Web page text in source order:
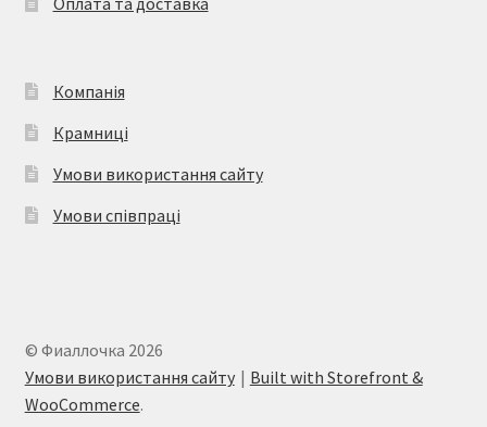
Компанія
Крамниці
Умови використання сайту
Умови співпраці
© Фиаллочка 2026
Умови використання сайту
Built with Storefront &
WooCommerce.